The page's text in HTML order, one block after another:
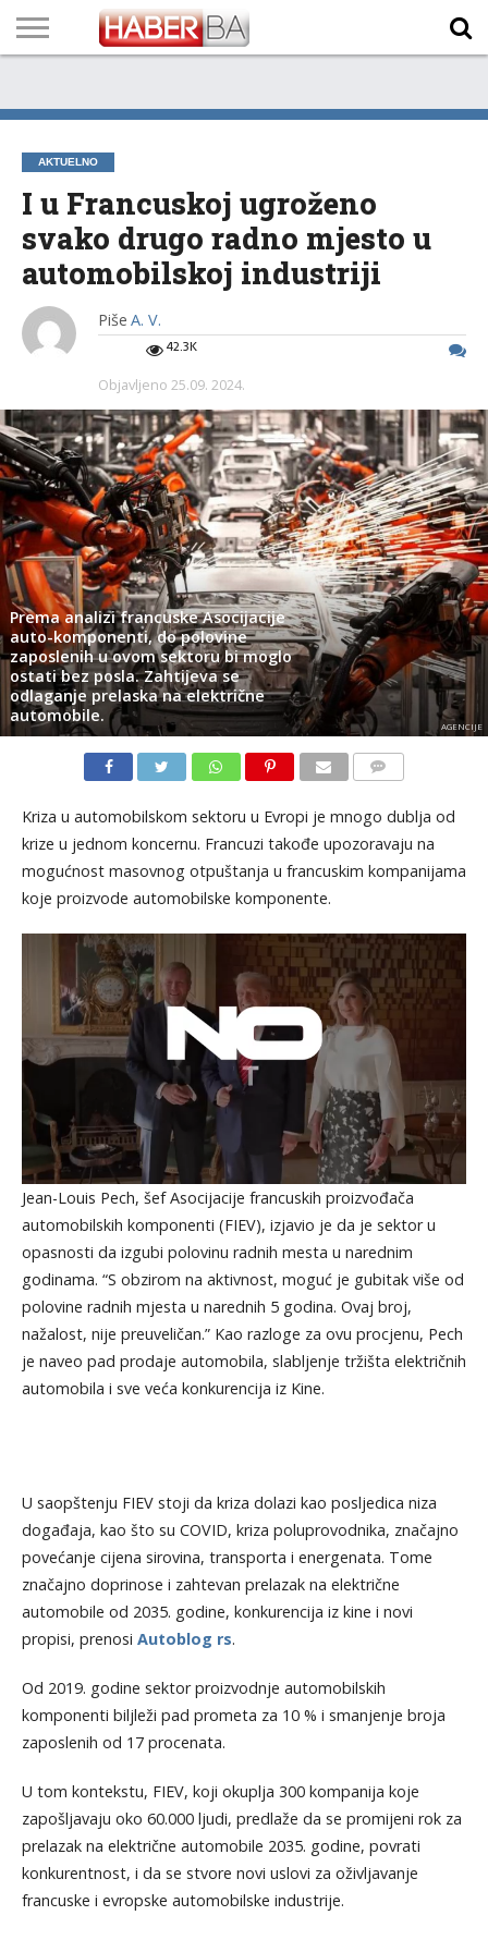
TECH
PROGRAM
PROGNOZA
PUTEVIMA
LISTA
NAMA
AKTUELNO
I u Francuskoj ugroženo
svako drugo radno mjesto u
automobilskoj industriji
Piše A. V.
42.3K
Objavljeno 25.09. 2024.
Prema analizi francuske Asocijacije
auto-komponenti, do polovine
zaposlenih u ovom sektoru bi moglo
ostati bez posla. Zahtijeva se
odlaganje prelaska na električne
automobile.
AGENCIJE
Kriza u automobilskom sektoru u Evropi je mnogo dublja od
krize u jednom koncernu. Francuzi takođe upozoravaju na
mogućnost masovnog otpuštanja u francuskim kompanijama
koje proizvode automobilske komponente.
Jean-Louis Pech, šef Asocijacije francuskih proizvođača
automobilskih komponenti (FIEV), izjavio je da je sektor u
opasnosti da izgubi polovinu radnih mesta u narednim
godinama. “S obzirom na aktivnost, moguć je gubitak više od
polovine radnih mjesta u narednih 5 godina. Ovaj broj,
nažalost, nije preuveličan.” Kao razloge za ovu procjenu, Pech
je naveo pad prodaje automobila, slabljenje tržišta električnih
automobila i sve veća konkurencija iz Kine.
U saopštenju FIEV stoji da kriza dolazi kao posljedica niza
događaja, kao što su COVID, kriza poluprovodnika, značajno
povećanje cijena sirovina, transporta i energenata. Tome
značajno doprinose i zahtevan prelazak na električne
automobile od 2035. godine, konkurencija iz kine i novi
propisi, prenosi Autoblog rs.
Od 2019. godine sektor proizvodnje automobilskih
komponenti biljleži pad prometa za 10 % i smanjenje broja
zaposlenih od 17 procenata.
U tom kontekstu, FIEV, koji okuplja 300 kompanija koje
zapošljavaju oko 60.000 ljudi, predlaže da se promijeni rok za
prelazak na električne automobile 2035. godine, povrati
konkurentnost, i da se stvore novi uslovi za oživljavanje
francuske i evropske automobilske industrije.